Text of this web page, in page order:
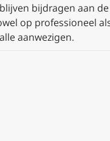
bijdragen aan
op professioneel
aanwezigen.